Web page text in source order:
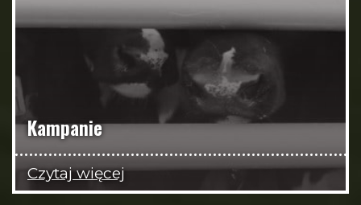
Kampanie
Czytaj więcej